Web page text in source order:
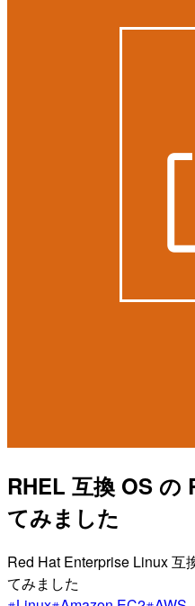
RHEL 互換 OS
てみました
Red Hat Enterprise Linux 互
てみました